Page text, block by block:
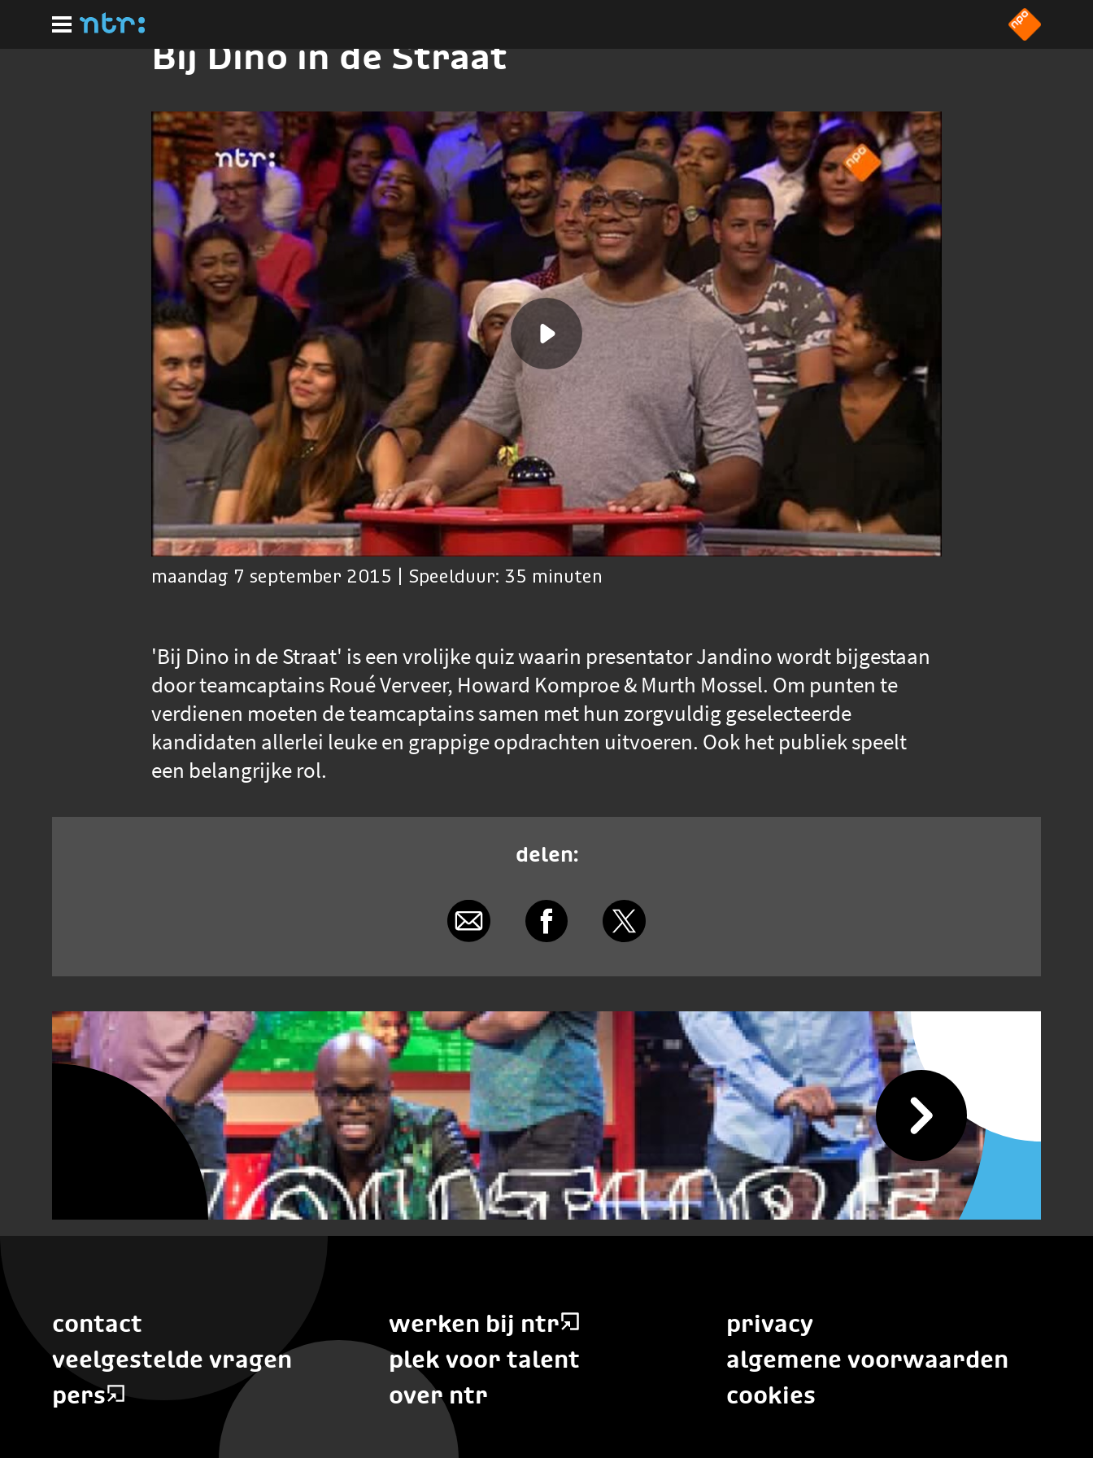
hoofdinhoud
Bij Dino in de Straat
maandag 7 september 2015 | Speelduur: 35 minuten
'Bij Dino in de Straat' is een vrolijke quiz waarin presentator Jandino wordt bijgestaan
door teamcaptains Roué Verveer, Howard Komproe & Murth Mossel. Om punten te
verdienen moeten de teamcaptains samen met hun zorgvuldig geselecteerde
kandidaten allerlei leuke en grappige opdrachten uitvoeren. Ook het publiek speelt
een belangrijke rol.
delen:
contact
veelgestelde vragen
pers
werken bij ntr
plek voor talent
over ntr
privacy
algemene voorwaarden
cookies